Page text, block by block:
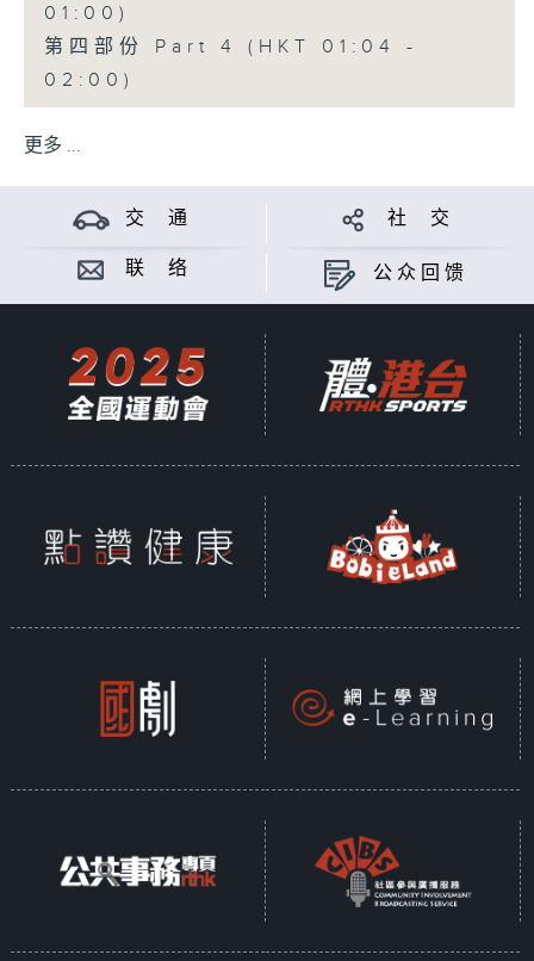
01:00)
第四部份 Part 4 (HKT 01:04 -
02:00)
更多 ...
交 通 社 交
联 络 公众回馈